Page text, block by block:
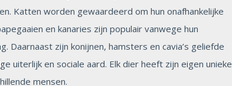
Katten worden gewaardeerd om hun onafhankelijke
en kanaries zijn populair vanwege hun
Daarnaast zijn konijnen, hamsters en cavia’s geliefde
uiterlijk en sociale aard. Elk dier heeft zijn eigen unieke
mensen.